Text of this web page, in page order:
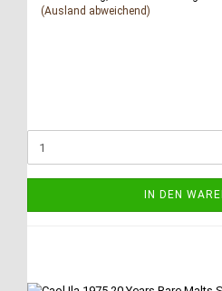
(Ausland abweichend)
IN DEN